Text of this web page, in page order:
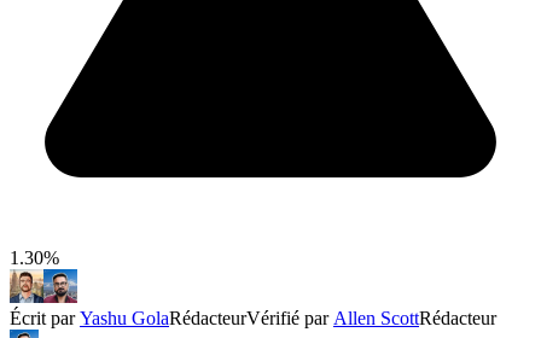
1.30%
Écrit parYashu GolaRédacteurVérifié par Allen ScottRédacteur